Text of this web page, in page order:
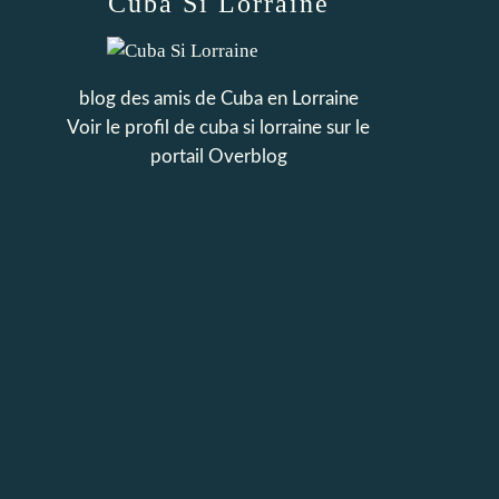
blog des amis de Cuba en Lorraine
Voir le profil de cuba si lorraine sur le
portail Overblog